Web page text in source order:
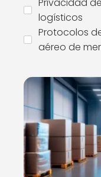
logísticos
Protocolos
aéreo de